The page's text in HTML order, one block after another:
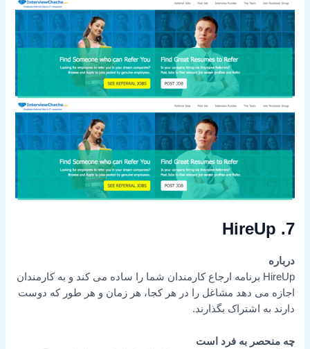
7. HireUp
درباره
HireUp برنامه ارجاع کارمندان شما را ساده می کند و به کارمندان
اجازه می دهد مشاغل را در هر کجا، هر زمان و هر طور که دوست
دارند به اشتراک بگذارند.
چه منحصر به فرد است